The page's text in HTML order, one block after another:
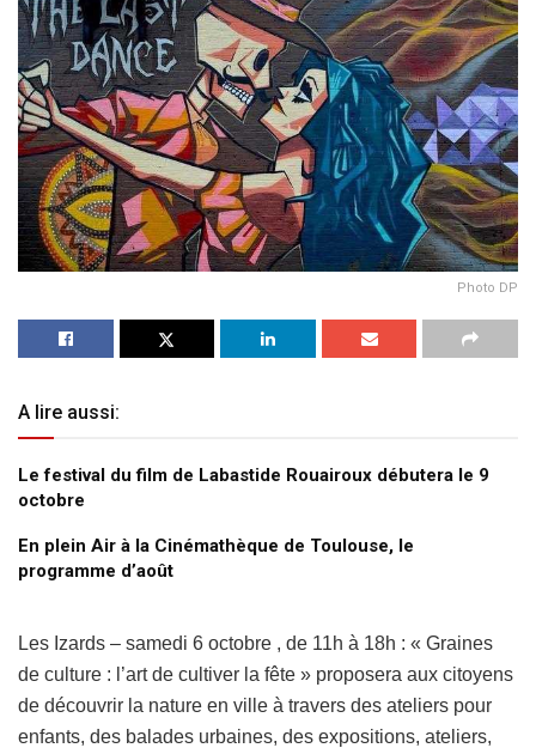
Photo DP
A lire aussi:
Le festival du film de Labastide Rouairoux débutera le 9
octobre
En plein Air à la Cinémathèque de Toulouse, le
programme d’août
Les Izards – samedi 6 octobre , de 11h à 18h : « Graines
de culture : l’art de cultiver la fête » proposera aux citoyens
de découvrir la nature en ville à travers des ateliers pour
enfants, des balades urbaines, des expositions, ateliers,